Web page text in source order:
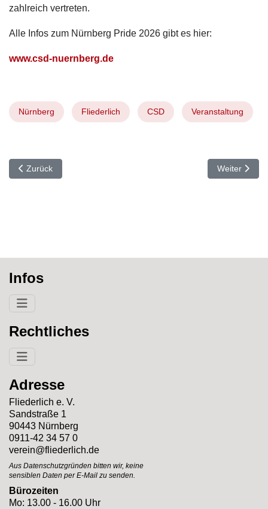
zahlreich vertreten.
Alle Infos zum Nürnberg Pride 2026 gibt es hier:
www.csd-nuernberg.de
Nürnberg Fliederlich CSD Veranstaltung
Vorheriger Beitrag: Freie Stelle bei Fliederlich
Zurück Nächster
Weiter
Infos
Rechtliches
Adresse
Fliederlich e. V.
Sandstraße 1
90443 Nürnberg
0911-42 34 57 0
verein@fliederlich.de
Aus Datenschutzgründen bitten wir, keine
sensiblen Daten per E-Mail zu senden.
Bürozeiten
Mo: 13.00 - 16.00 Uhr